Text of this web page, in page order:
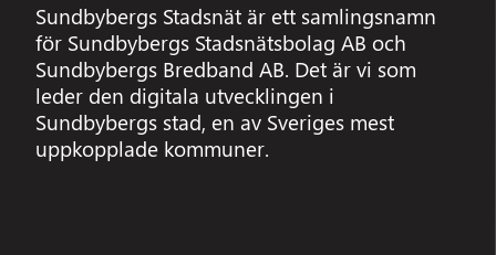
Sundbybergs Stadsnät är ett samlingsnamn
för Sundbybergs Stadsnätsbolag AB och
Sundbybergs Bredband AB. Det är vi som
leder den digitala utvecklingen i
Sundbybergs stad, en av Sveriges mest
uppkopplade kommuner.